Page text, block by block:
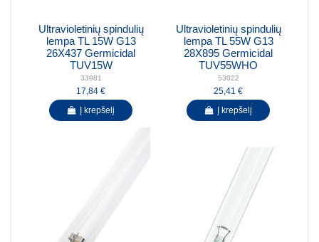
Ultravioletinių spindulių
lempa TL 15W G13
26X437 Germicidal
TUV15W
33981
17,84 €
Į krepšelį
Ultravioletinių spindulių
lempa TL 55W G13
28X895 Germicidal
TUV55WHO
53022
25,41 €
Į krepšelį